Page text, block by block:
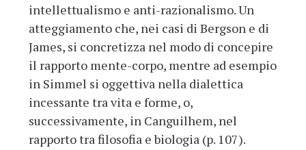
intellettualismo e anti-razionalismo. Un
atteggiamento che, nei casi di Bergson e di
James, si concretizza nel modo di concepire
il rapporto mente-corpo, mentre ad esempio
in Simmel si oggettiva nella dialettica
incessante tra vita e forme, o,
successivamente, in Canguilhem, nel
rapporto tra filosofia e biologia (p. 107).